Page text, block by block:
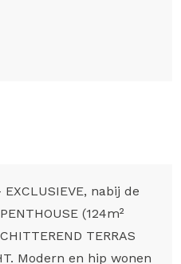
EXCLUSIEVE, nabij de
(124m²
TERRAS
Modern en hip wonen